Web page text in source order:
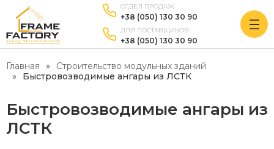
ОТДЕЛ ПРОДАЖ
+38 (050) 130 30 90
ДЛЯ ПОСТАВЩИКОВ
+38 (050) 130 30 90
Главная
Строительство модульных зданий
Быстровозводимые ангары из ЛСТК
Быстровозводимые ангары из
ЛСТК